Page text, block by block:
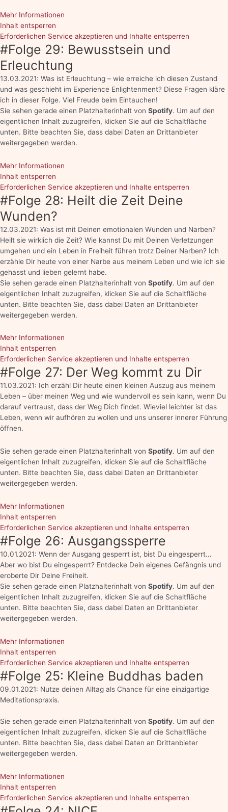
Mehr Informationen
Inhalt entsperren
Erforderlichen Service akzeptieren und Inhalte entsperren
#Folge 29: Bewusstsein und
Erleuchtung
13.03.2021: Was ist Erleuchtung – wie erreiche ich diesen Zustand
und was geschieht im Experience Enlightenment? Diese Fragen kläre
ich in dieser Folge. Viel Freude beim Eintauchen!
Sie sehen gerade einen Platzhalterinhalt von Spotify. Um auf den
eigentlichen Inhalt zuzugreifen, klicken Sie auf die Schaltfläche
unten. Bitte beachten Sie, dass dabei Daten an Drittanbieter
weitergegeben werden.
Mehr Informationen
Inhalt entsperren
Erforderlichen Service akzeptieren und Inhalte entsperren
#Folge 28: Heilt die Zeit Deine
Wunden?
12.03.2021: Was ist mit Deinen emotionalen Wunden und Narben?
Heilt sie wirklich die Zeit? Wie kannst Du mit Deinen Verletzungen
umgehen und ein Leben in Freiheit führen trotz Deiner Narben? Ich
erzähle Dir heute von einer Narbe aus meinem Leben und wie ich sie
gehasst und lieben gelernt habe.
Sie sehen gerade einen Platzhalterinhalt von Spotify. Um auf den
eigentlichen Inhalt zuzugreifen, klicken Sie auf die Schaltfläche
unten. Bitte beachten Sie, dass dabei Daten an Drittanbieter
weitergegeben werden.
Mehr Informationen
Inhalt entsperren
Erforderlichen Service akzeptieren und Inhalte entsperren
#Folge 27: Der Weg kommt zu Dir
11.03.2021: Ich erzähl Dir heute einen kleinen Auszug aus meinem
Leben – über meinen Weg und wie wundervoll es sein kann, wenn Du
darauf vertraust, dass der Weg Dich findet. Wieviel leichter ist das
Leben, wenn wir aufhören zu wollen und uns unserer innerer Führung
öffnen.
Sie sehen gerade einen Platzhalterinhalt von Spotify. Um auf den
eigentlichen Inhalt zuzugreifen, klicken Sie auf die Schaltfläche
unten. Bitte beachten Sie, dass dabei Daten an Drittanbieter
weitergegeben werden.
Mehr Informationen
Inhalt entsperren
Erforderlichen Service akzeptieren und Inhalte entsperren
#Folge 26: Ausgangssperre
10.01.2021: Wenn der Ausgang gesperrt ist, bist Du eingesperrt…
Aber wo bist Du eingesperrt? Entdecke Dein eigenes Gefängnis und
eroberte Dir Deine Freiheit.
Sie sehen gerade einen Platzhalterinhalt von Spotify. Um auf den
eigentlichen Inhalt zuzugreifen, klicken Sie auf die Schaltfläche
unten. Bitte beachten Sie, dass dabei Daten an Drittanbieter
weitergegeben werden.
Mehr Informationen
Inhalt entsperren
Erforderlichen Service akzeptieren und Inhalte entsperren
#Folge 25: Kleine Buddhas baden
09.01.2021: Nutze deinen Alltag als Chance für eine einzigartige
Meditationspraxis.
Sie sehen gerade einen Platzhalterinhalt von Spotify. Um auf den
eigentlichen Inhalt zuzugreifen, klicken Sie auf die Schaltfläche
unten. Bitte beachten Sie, dass dabei Daten an Drittanbieter
weitergegeben werden.
Mehr Informationen
Inhalt entsperren
Erforderlichen Service akzeptieren und Inhalte entsperren